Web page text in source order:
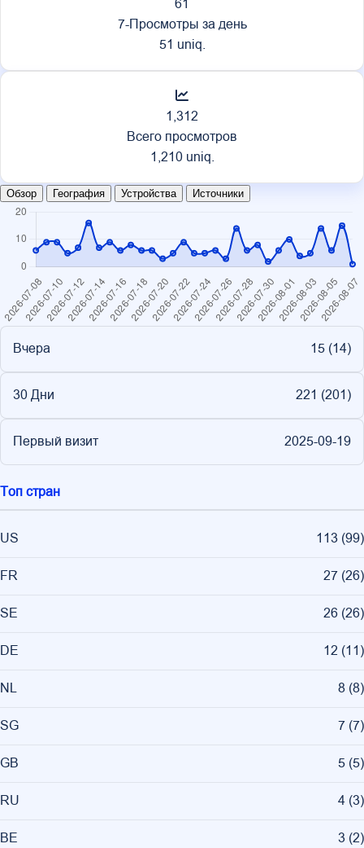
61
7-Просмотры за день
51 uniq.
1,312
Всего просмотров
1,210 uniq.
Обзор География Устройства Источники
Вчера 15 (14)
30 Дни 221 (201)
Первый визит 2025-09-19
Топ стран
US 113 (99)
FR 27 (26)
SE 26 (26)
DE 12 (11)
NL 8 (8)
SG 7 (7)
GB 5 (5)
RU 4 (3)
BE 3 (2)